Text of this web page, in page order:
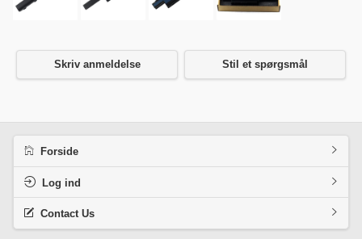
Skriv anmeldelse Stil et spørgsmål
Forside
Log ind
Contact Us